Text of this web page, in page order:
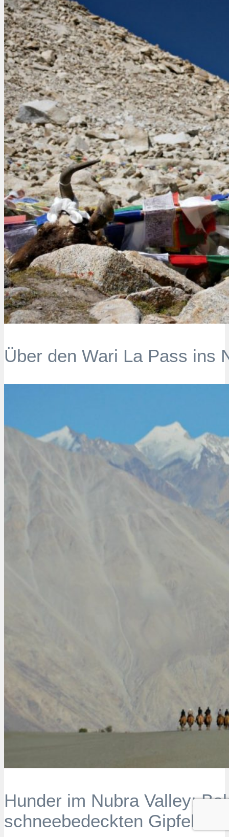
Über den Wari La Pass ins
Hunder im Nubra Valley:
schneebedeckten Gipfeln